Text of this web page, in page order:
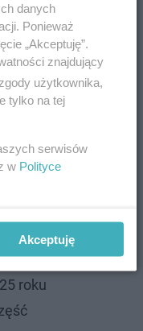
roku
danych
Ponieważ
„Akceptuję”.
znajdujący
użytkownika,
tylko na tej
serwisów
w Polityce
Akceptuję